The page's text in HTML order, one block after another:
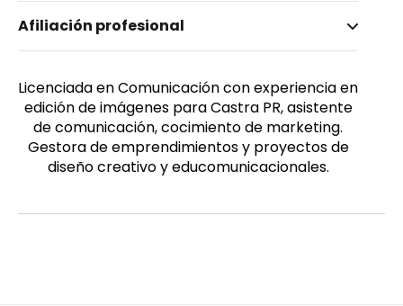
Cachago Yanacallo, Deysi Jessenia
Femenino
Afiliación profesional
Licenciada en Comunicación con experiencia en
edición de imágenes para Castra PR, asistente
de comunicación, cocimiento de marketing.
Gestora de emprendimientos y proyectos de
diseño creativo y educomunicacionales.